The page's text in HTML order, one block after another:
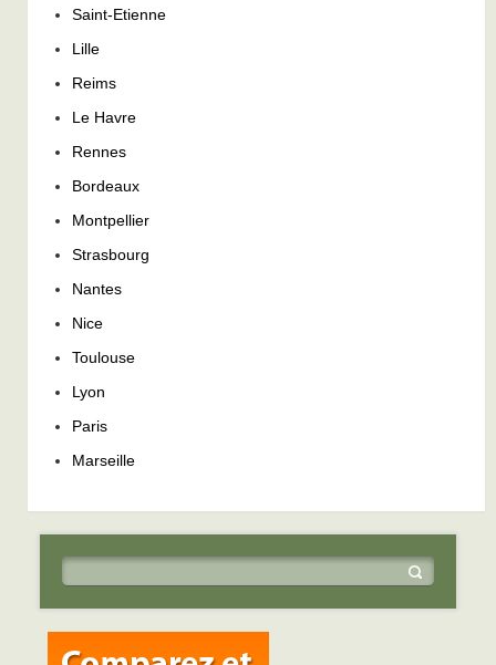
Saint-Etienne
Lille
Reims
Le Havre
Rennes
Bordeaux
Montpellier
Strasbourg
Nantes
Nice
Toulouse
Lyon
Paris
Marseille